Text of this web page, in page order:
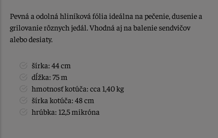
Pevná a odolná hliníková fólia ideálna na pečenie, dusenie a
grilovanie rôznych jedál. Vhodná aj na balenie sendvičov
alebo desiaty.
šírka: 44 cm
dĺžka: 75 m
hmotnosť kotúča: cca 1,40 kg
šírka kotúča: 48 cm
hrúbka: 12,5 mikróna